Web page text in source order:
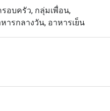
อบครัว, กลุ่มเพื่อน,
ารกลางวัน, อาหารเย็น